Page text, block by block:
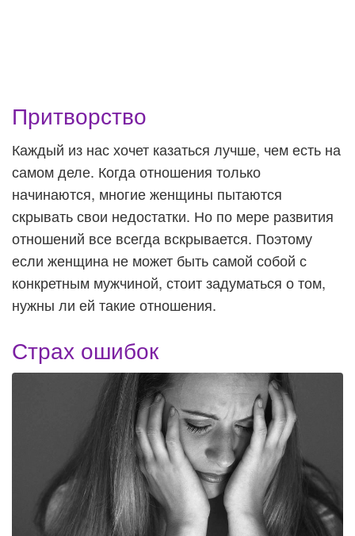
Притворство
Каждый из нас хочет казаться лучше, чем есть на
самом деле. Когда отношения только
начинаются, многие женщины пытаются
скрывать свои недостатки. Но по мере развития
отношений все всегда вскрывается. Поэтому
если женщина не может быть самой собой с
конкретным мужчиной, стоит задуматься о том,
нужны ли ей такие отношения.
Страх ошибок